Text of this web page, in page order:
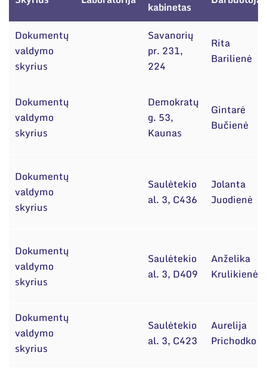
organizacijose bei asociacijose
kabinetas
Dokumentų
valdymo
skyrius
Savanorių
pr. 231,
224
Rita
Barilienė
Dokumentų
valdymo
skyrius
Demokratų
g. 53,
Kaunas
Gintarė
Bučienė
Dokumentų
valdymo
skyrius
Saulėtekio
al. 3, C436
Jolanta
Juodienė
Dokumentų
valdymo
skyrius
Saulėtekio
al. 3, D409
Anželika
Krulikienė
Dokumentų
valdymo
skyrius
Saulėtekio
al. 3, C423
Aurelija
Prichodko